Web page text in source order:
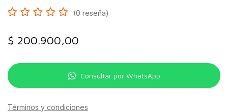
(0 reseña)
$ 200.900,00
Consultar por WhatsApp
Términos y condiciones